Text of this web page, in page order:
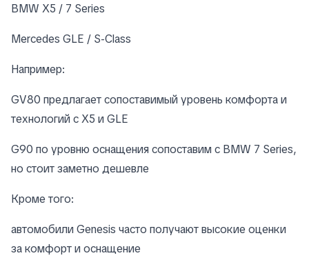
BMW X5 / 7 Series
Mercedes GLE / S-Class
Например:
GV80 предлагает сопоставимый уровень комфорта и
технологий с X5 и GLE
G90 по уровню оснащения сопоставим с BMW 7 Series,
но стоит заметно дешевле
Кроме того:
автомобили Genesis часто получают высокие оценки
за комфорт и оснащение